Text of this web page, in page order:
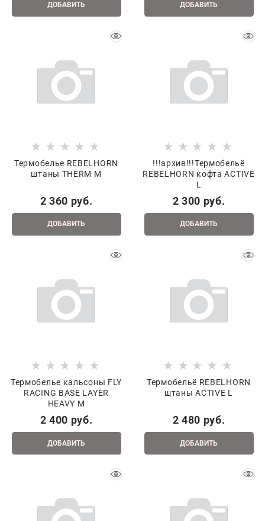
ДОБАВИТЬ ДОБАВИТЬ
Термобелье REBELHORN
штаны THERM М
2 360 руб.
ДОБАВИТЬ
!!!архив!!!Термобельё
REBELHORN кофта ACTIVE
L
2 300 руб.
ДОБАВИТЬ
Термобелье кальсоны FLY
RACING BASE LAYER
HEAVY M
2 400 руб.
ДОБАВИТЬ
Термобельё REBELHORN
штаны ACTIVE L
2 480 руб.
ДОБАВИТЬ